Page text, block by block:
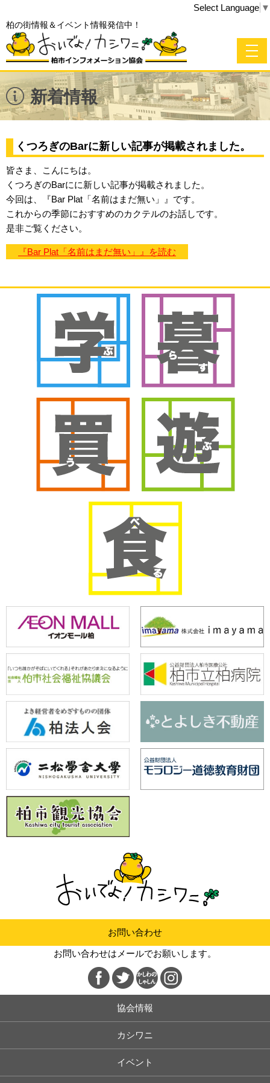
柏の街情報＆イベント情報発信中！
Select Language ▼
新着情報
くつろぎのBarに新しい記事が掲載されました。
皆さま、こんにちは。
くつろぎのBarにに新しい記事が掲載されました。
今回は、『Bar Plat「名前はまだ無い」』です。
これからの季節におすすめのカクテルのお話しです。
是非ご覧ください。
『Bar Plat「名前はまだ無い」』を読む
お問い合わせ
お問い合わせはメールでお願いします。
協会情報
カシワニ
イベント